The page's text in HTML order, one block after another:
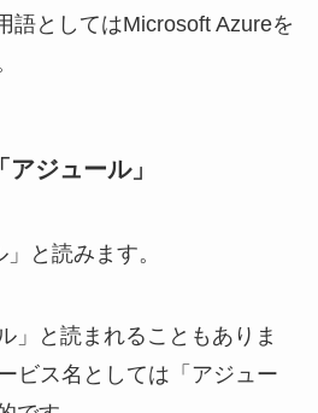
語としてはMicrosoft Azureを
ジュール」
と読みます。
」と読まれることもありま
ビス名としては「アジュー